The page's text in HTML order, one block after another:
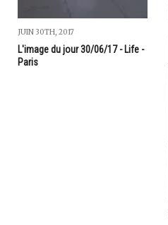
JUIN 30TH, 2017
L'image du jour 30/06/17 - Life -
Paris